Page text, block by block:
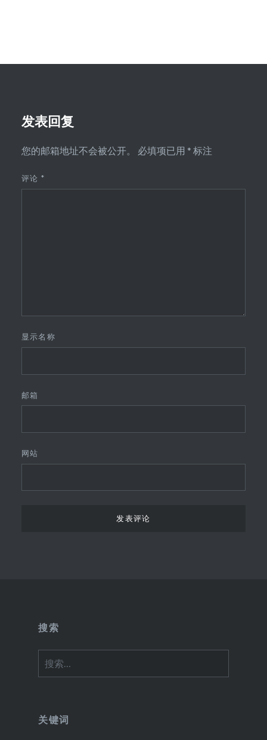
发表回复
您的邮箱地址不会被公开。 必填项已用 * 标注
评论 *
显示名称
邮箱
网站
搜索
索：
关键词